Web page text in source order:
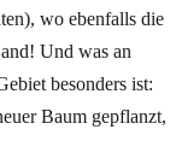
wo ebenfalls die
Und was an
besonders ist:
Baum gepflanzt,